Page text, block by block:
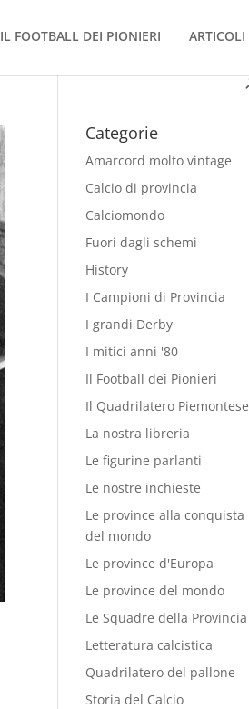
IL FOOTBALL DEI PIONIERI ARTICOLI
Categorie
Amarcord molto vintage
Calcio di provincia
Calciomondo
Fuori dagli schemi
History
I Campioni di Provincia
I grandi Derby
I mitici anni '80
Il Football dei Pionieri
Il Quadrilatero Piemontese
La nostra libreria
Le figurine parlanti
Le nostre inchieste
Le province alla conquista
del mondo
Le province d'Europa
Le province del mondo
Le Squadre della Provincia
Letteratura calcistica
Quadrilatero del pallone
Storia del Calcio